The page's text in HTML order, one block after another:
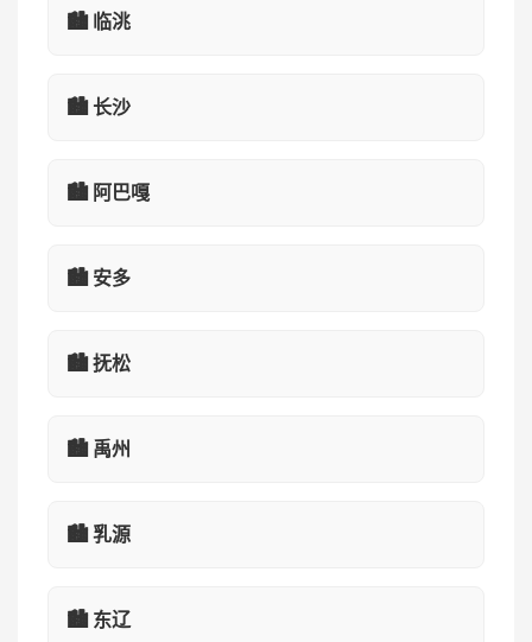
🏙️ 临洮
🏙️ 长沙
🏙️ 阿巴嘎
🏙️ 安多
🏙️ 抚松
🏙️ 禹州
🏙️ 乳源
🏙️ 东辽